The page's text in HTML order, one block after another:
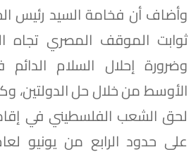
وأضاف أن فخامة السيد رئيس
ثوابت الموقف المصري تجاه
وضرورة إحلال السلام
الأوسط من خلال حل الدولتين،
لحق الشعب الفلسطيني في